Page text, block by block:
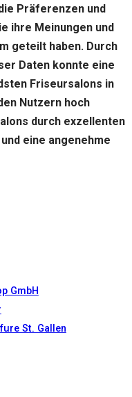
Präferenzen und
ihre Meinungen und
geteilt haben. Durch
Daten konnte eine
Friseursalons in
Nutzern hoch
durch exzellenten
eine angenehme
GmbH
St. Gallen